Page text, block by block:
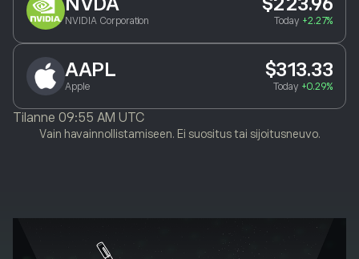
NVIDIA Corporation Today +2.27%
AAPL
Apple
$313.33
Today +0.29%
Tilanne 09:55 AM UTC
Vain havainnollistamiseen. Ei suositus tai sijoitusneuvo.